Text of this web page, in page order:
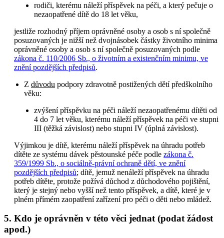
rodiči, kterému náleží příspěvek na péči, a který pečuje o
nezaopatřené dítě do 18 let věku,
jestliže rozhodný příjem oprávněné osoby a osob s ní společně
posuzovaných je nižší než dvojnásobek částky životního minima
oprávněné osoby a osob s ní společně posuzovaných podle
zákona č. 110/2006 Sb., o životním a existenčním minimu, ve
znění pozdějších předpisů.
Z důvodu podpory zdravotně postižených dětí předškolního
věku:
zvýšení příspěvku na péči náleží nezaopatřenému dítěti od
4 do 7 let věku, kterému náleží příspěvek na péči ve stupni
III (těžká závislost) nebo stupni IV (úplná závislost).
Výjimkou je dítě, kterému náleží příspěvek na úhradu potřeb
dítěte ze systému dávek pěstounské péče podlezákona č.
359/1999 Sb., o sociálně-právní ochraně dětí, ve znění
pozdějších předpisů; dítě, jemuž nenáleží příspěvek na úhradu
potřeb dítěte, protože požívá důchod z důchodového pojištění,
který je stejný nebo vyšší než tento příspěvek, a dítě, které je v
plném přímém zaopatření zařízení pro péči o děti nebo mládež.
5. Kdo je oprávněn v této věci jednat (podat žádost
apod.)